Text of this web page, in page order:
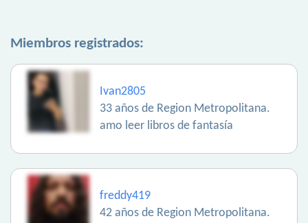
Miembros registrados:
Ivan2805
33 años de Region Metropolitana.
amo leer libros de fantasía
freddy419
42 años de Region Metropolitana.